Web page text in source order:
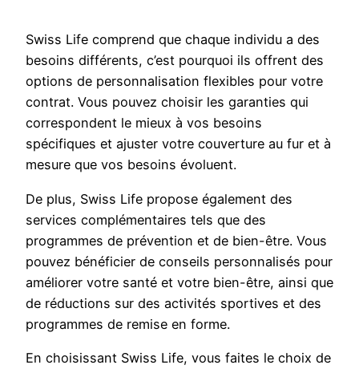
Swiss Life comprend que chaque individu a des
besoins différents, c’est pourquoi ils offrent des
options de personnalisation flexibles pour votre
contrat. Vous pouvez choisir les garanties qui
correspondent le mieux à vos besoins
spécifiques et ajuster votre couverture au fur et à
mesure que vos besoins évoluent.
De plus, Swiss Life propose également des
services complémentaires tels que des
programmes de prévention et de bien-être. Vous
pouvez bénéficier de conseils personnalisés pour
améliorer votre santé et votre bien-être, ainsi que
de réductions sur des activités sportives et des
programmes de remise en forme.
En choisissant Swiss Life, vous faites le choix de